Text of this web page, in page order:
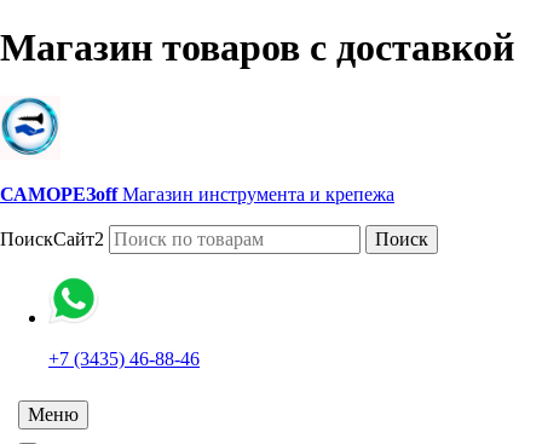
Магазин товаров с доставкой
САМОРЕЗoff Магазин инструмента и крепежа
ПоискСайт2 Поиск
+7 (3435) 46-88-46
Меню